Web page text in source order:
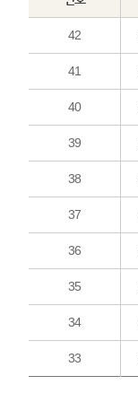
42
41
40
39
38
37
36
35
34
33